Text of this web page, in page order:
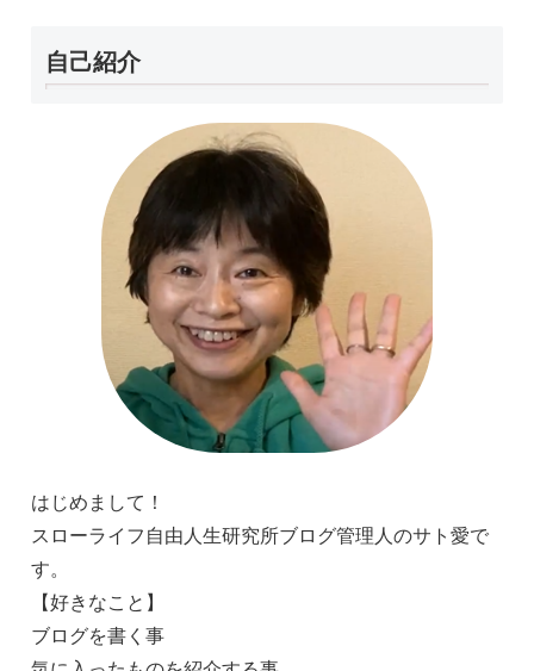
自己紹介
はじめまして！
スローライフ自由人生研究所ブログ管理人のサト愛で
す。
【好きなこと】
ブログを書く事